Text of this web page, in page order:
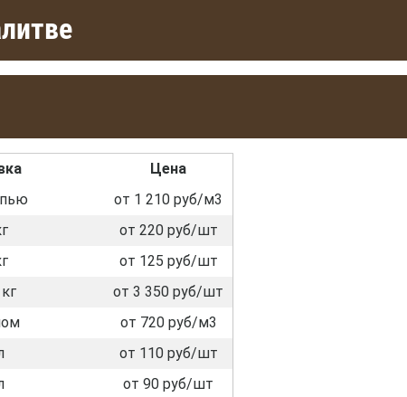
Цена
от 1 210 руб/м3
от 220 руб/шт
от 125 руб/шт
от 3 350 руб/шт
от 720 руб/м3
от 110 руб/шт
от 90 руб/шт